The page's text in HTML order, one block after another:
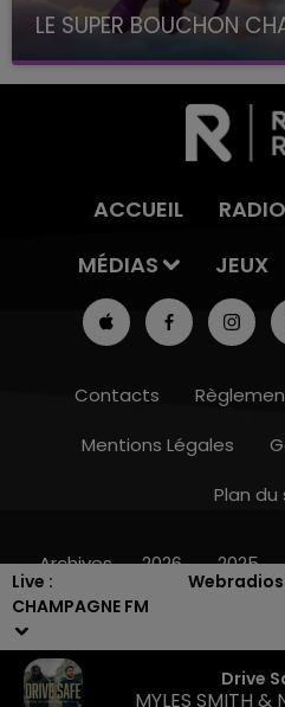
Live :
CHAMPAGNE FM
Webradios
Drive
MYLES SMITH &
10h00 - 14h00
LE SUPER BOUCHON
avec La Famille
ACCUEIL RADIO
MÉDIAS
JEUX
Contacts
Mentions Légales
Plan du
Archives 2026 2025